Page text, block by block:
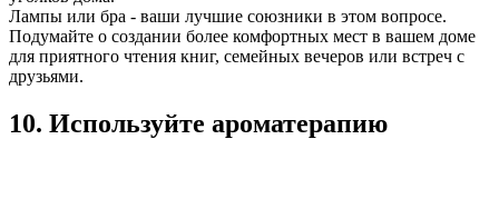
Лампы или бра - ваши лучшие союзники в этом вопросе.
Подумайте о создании более комфортных мест в вашем доме
для приятного чтения книг, семейных вечеров или встреч с
друзьями.
10. Используйте ароматерапию